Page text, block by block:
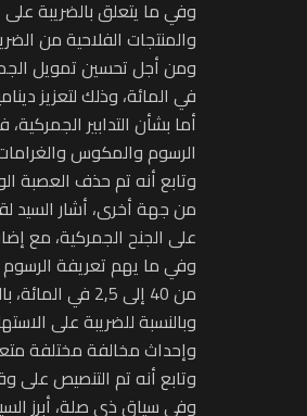
والمنتجات الفلاحية من
في المائة، وذلك لتعزيز
الرسوم والمكوس
وتابع أنه تم حذف العصبة
من جهة أخرى، أشار السيد
على الجنح الجمركية، مع
من 40 إلى 2,5 في المائة، بالإضافة إلى الرفع من رسم الاسيتراد المطبق على أسلاك الألياف الضوئية من 10 إلى 17,5 في المائة.
وإحداث مخالفة مختلفة
وتابع أنه تم التنصيص على وقف استيفاء، من فاتح إلى غاية 31 دجنبر